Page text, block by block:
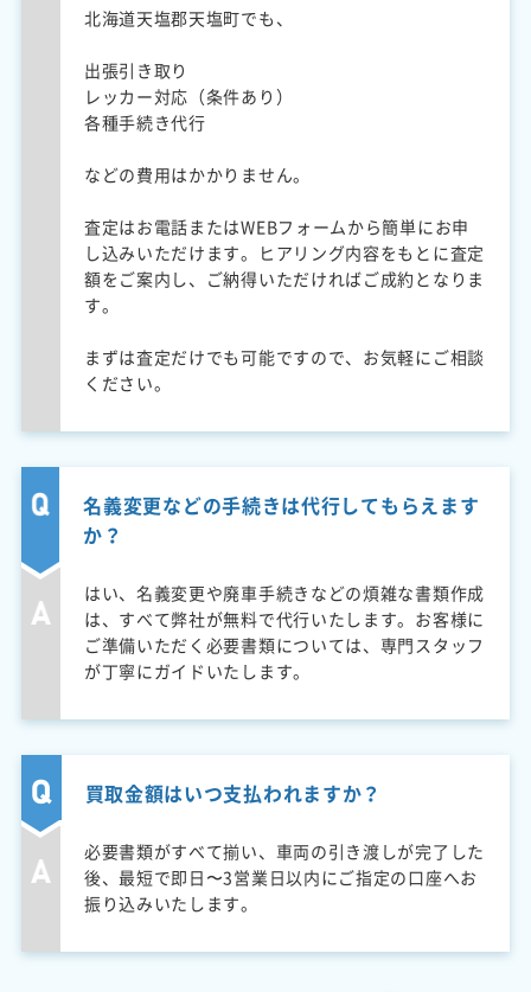
北海道天塩郡天塩町でも、
出張引き取り
レッカー対応（条件あり）
各種手続き代行
などの費用はかかりません。
査定はお電話またはWEBフォームから簡単にお申
し込みいただけます。ヒアリング内容をもとに査定
額をご案内し、ご納得いただければご成約となりま
す。
まずは査定だけでも可能ですので、お気軽にご相談
ください。
名義変更などの手続きは代行してもらえます
か？
はい、名義変更や廃車手続きなどの煩雑な書類作成
は、すべて弊社が無料で代行いたします。お客様に
ご準備いただく必要書類については、専門スタッフ
が丁寧にガイドいたします。
買取金額はいつ支払われますか？
必要書類がすべて揃い、車両の引き渡しが完了した
後、最短で即日〜3営業日以内にご指定の口座へお
振り込みいたします。